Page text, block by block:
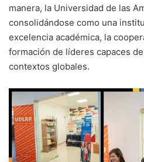
manera, la Universidad de las
consolidándose como una
excelencia académica, la
formación de líderes capaces
contextos globales.